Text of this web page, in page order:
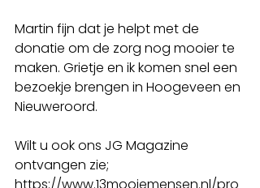
Martin fijn dat je helpt met de
donatie om de zorg nog mooier te
maken. Grietje en ik komen snel een
bezoekje brengen in Hoogeveen en
Nieuweroord.
Wilt u ook ons JG Magazine
ontvangen zie;
https://www.13mooiemensen.nl/pro